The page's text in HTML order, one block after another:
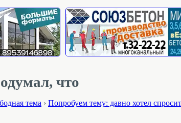
что
тема › Попробуем тему: давно хотел